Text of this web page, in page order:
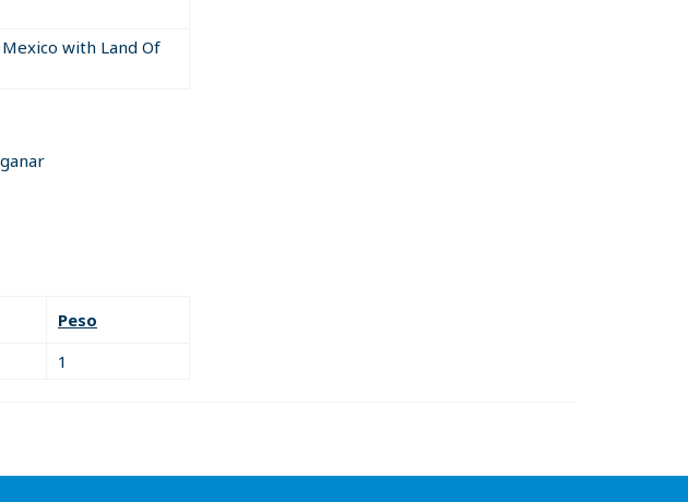
a EVENTS ticket or win a prize
will be used to draw the winner
the drawing with instructions on how to claim
of tickets available. Remaining Number of tickets
will be considered Used and will be deleted.
with Land Of
Peso
1